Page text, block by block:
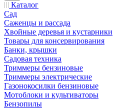
Каталог
Сад
Саженцы и рассада
Хвойные деревья и кустарники
Товары для консервирования
Банки, крышки
Садовая техника
Триммеры бензиновые
Триммеры электрические
Газонокосилки бензиновые
Мотоблоки и культиваторы
Бензопилы